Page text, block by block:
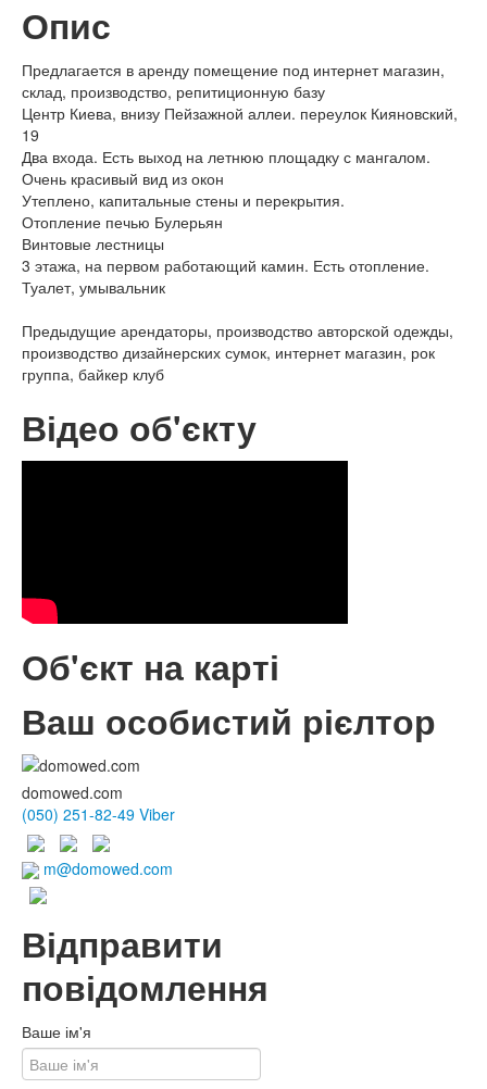
Опис
Предлагается в аренду помещение под интернет магазин,
склад, производство, репитиционную базу
Центр Киева, внизу Пейзажной аллеи. переулок Кияновский,
19
Два входа. Есть выход на летнюю площадку с мангалом.
Очень красивый вид из окон
Утеплено, капитальные стены и перекрытия.
Отопление печью Булерьян
Винтовые лестницы
3 этажа, на первом работающий камин. Есть отопление.
Туалет, умывальник
Предыдущие арендаторы, производство авторской одежды,
производство дизайнерских сумок, интернет магазин, рок
группа, байкер клуб
Відео об'єкту
Об'єкт на карті
Ваш особистий рієлтор
domowed.com
(050) 251-82-49 Viber
m@domowed.com
Відправити
повідомлення
Ваше ім'я